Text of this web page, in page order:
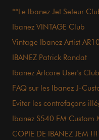
**Le Ibanez Jet Seteur
Ibanez VINTAGE Club
Vintage Ibanez Artist
IBANEZ Patrick Rondat
Ibanez Artcore User's
FAQ sur les Ibanez J-
Eviter les contrefaçons
Ibanez S540 FM Custom
COPIE DE IBANEZ JEM !!!